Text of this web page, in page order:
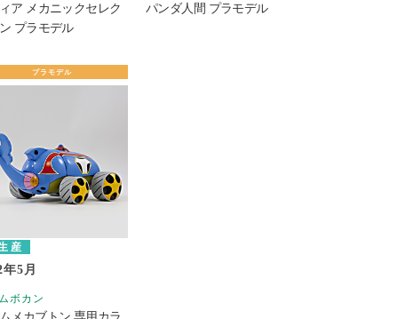
ア メカニックセレク
プラモデル
パンダ人間 プラモデル
プラモデル
産
5月
ボカン
メカブトン 専用カラ